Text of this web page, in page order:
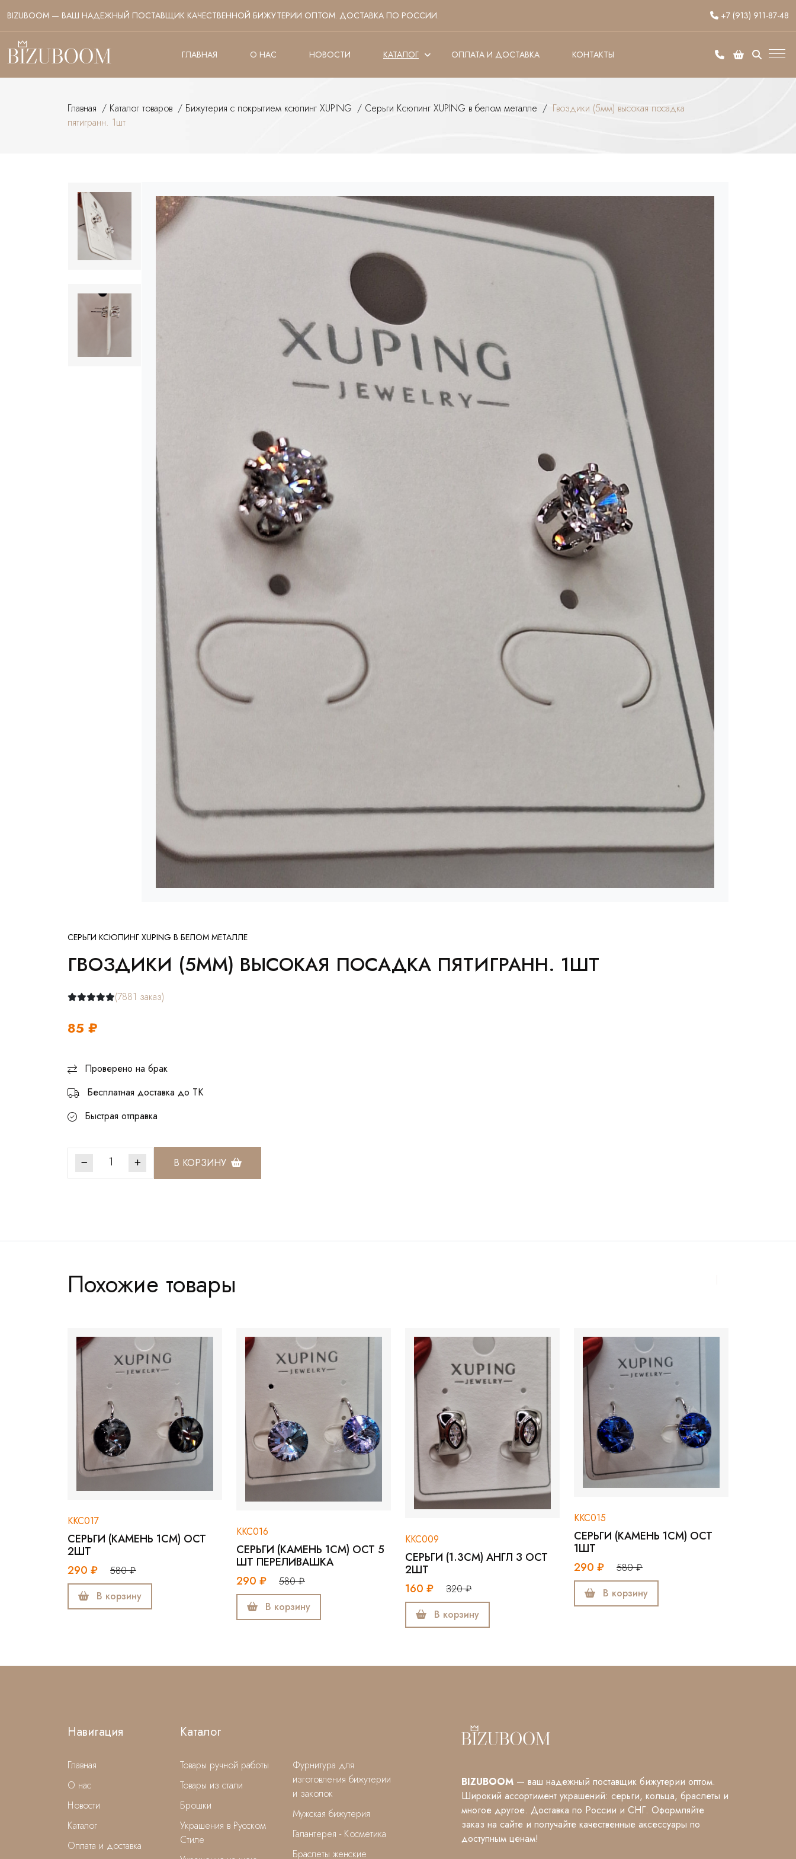
BIZUBOOM — ВАШ НАДЕЖНЫЙ ПОСТАВЩИК КАЧЕСТВЕННОЙ БИЖУТЕРИИ ОПТОМ. ДОСТАВКА ПО РОССИИ. +7 (913) 911-87-48
ГЛАВНАЯ О НАС НОВОСТИ КАТАЛОГ ОПЛАТА И ДОСТАВКА КОНТАКТЫ
Главная / Каталог товаров / Бижутерия с покрытием ксюпинг XUPING / Серьги Ксюпинг XUPING в белом металле / Гвоздики (5мм) высокая посадка
пятигранн. 1шт
СЕРЬГИ КСЮПИНГ XUPING В БЕЛОМ МЕТАЛЛЕ
ГВОЗДИКИ (5ММ) ВЫСОКАЯ ПОСАДКА ПЯТИГРАНН. 1ШТ
(7881 заказ)
85 ₽
Проверено на брак
Бесплатная доставка до ТК
Быстрая отправка
В КОРЗИНУ
Похожие товары
СЕРЬГИ (КАМЕНЬ 1СМ) ОСТ
580 ₽
ККС016
СЕРЬГИ (КАМЕНЬ 1СМ) ОСТ 5
ШТ ПЕРЕЛИВАШКА
580 ₽
СЕРЬГИ (1.3СМ) АНГЛ З ОСТ
320 ₽
СЕРЬГИ (КАМЕНЬ 1СМ) ОСТ
580 ₽
ГВОЗДИКИ (5ММ)
Навигация
Главная
О нас
Новости
Каталог
Оплата и доставка
Каталог
Товары ручной работы
Товары из стали
Брошки
Украшения в Русском
Стиле
Фурнитура для
изготовления бижутерии
и заколок
Мужская бижутерия
Галантерея - Косметика
Браслеты женские
BIZUBOOM — ваш надежный поставщик бижутерии оптом.
Широкий ассортимент украшений: серьги, кольца, браслеты и
многое другое. Доставка по России и СНГ. Оформляйте
заказ на сайте и получайте качественные аксессуары по
доступным ценам!